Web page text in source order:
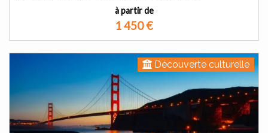
à partir de
1 450€
Découverte culturelle